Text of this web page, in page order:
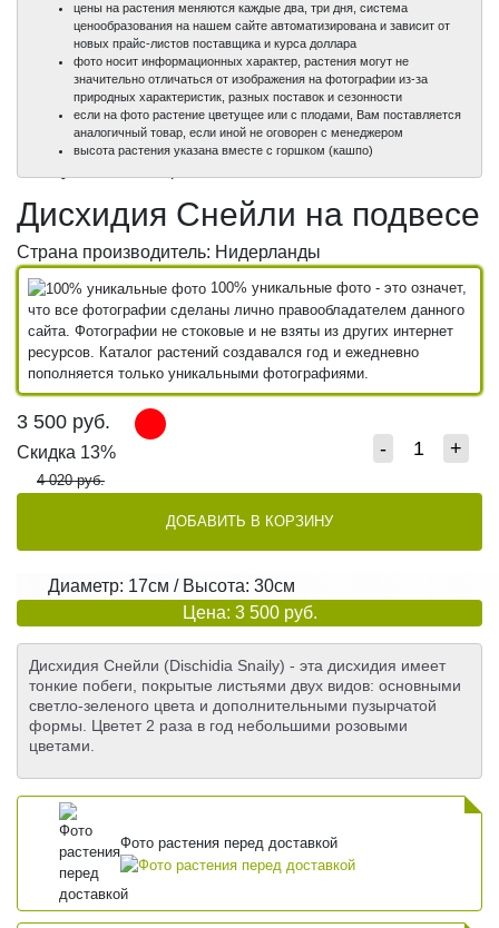
100%
100%
цены на растения меняются каждые два, три дня, система
ценообразования на нашем сайте автоматизирована и зависит от
новых прайс-листов поставщика и курса доллара
фото носит информационных характер, растения могут не
значительно отличаться от изображения на фотографии из-за
природных характеристик, разных поставок и сезонности
если на фото растение цветущее или с плодами, Вам поставляется
аналогичный товар, если иной не оговорен с менеджером
высота растения указана вместе с горшком (кашпо)
Дисхидия Снейли на подвесе
Страна производитель: Нидерланды
100% уникальные фото - это означет,
что все фотографии сделаны лично правообладателем данного
сайта. Фотографии не стоковые и не взяты из других интернет
ресурсов. Каталог растений создавался год и ежедневно
пополняется только уникальными фотографиями.
3 500 руб.
Скидка 13%
4 020 руб.
- +
ДОБАВИТЬ В КОРЗИНУ
Диаметр: 17см / Высота: 30см
Цена: 3 500 руб.
Дисхидия Снейли (Dischidia Snaily) - эта дисхидия имеет
тонкие побеги, покрытые листьями двух видов: основными
светло-зеленого цвета и дополнительными пузырчатой
формы. Цветет 2 раза в год небольшими розовыми
цветами.
Фото растения перед доставкой